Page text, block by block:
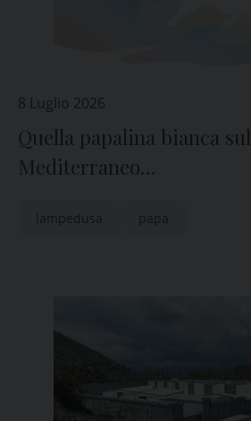
8 Luglio 2026
Quella papalina bianca sul
Mediterraneo…
lampedusa papa